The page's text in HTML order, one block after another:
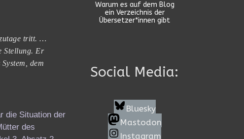
zutage tritt. …
Stellung. Er
dem
die Situation der
des
Warum es auf dem Blog
ein Verzeichnis der
Übersetzer*innen gibt
Social Media:
Bluesky
Mastodon
Instagram